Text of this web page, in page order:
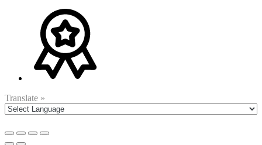
Translate »